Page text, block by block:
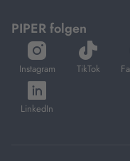
PIPER folgen
Instagram
öffnet
in
neuem
Tab
TikTok
öffnet
in
LinkedIn
öffnet
in